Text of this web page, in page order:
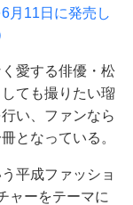
月11日に発売し
愛する俳優・松
ても撮りたい瑠
い、ファンなら
となっている。
平成ファッショ
ャーをテーマに